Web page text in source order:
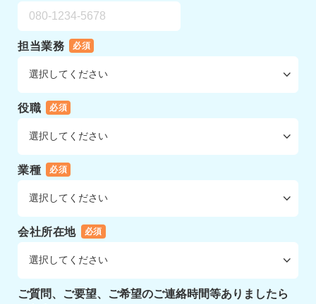
担当業務 必須
役職 必須
業種 必須
会社所在地 必須
ご質問、ご要望、ご希望のご連絡時間等ありましたら